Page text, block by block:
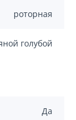
роторная
голубой
Да